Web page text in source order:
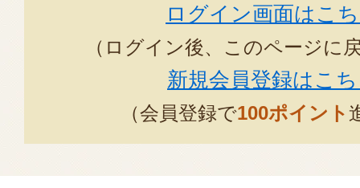
ログイン画面はこ
（ログイン後、このページに
新規会員登録はこ
（会員登録で100ポイント